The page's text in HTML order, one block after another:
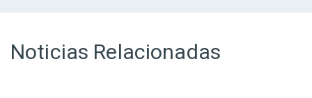
Noticias Relacionadas